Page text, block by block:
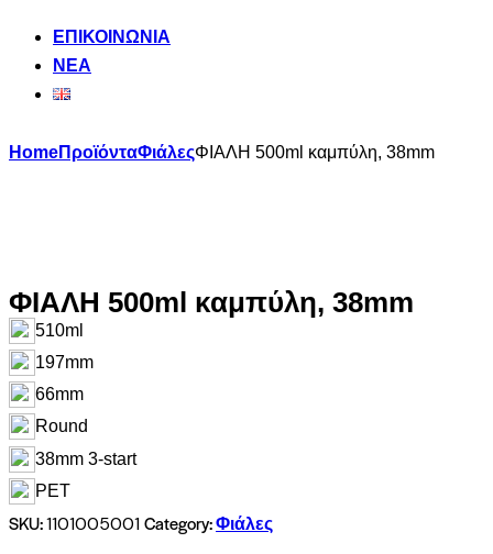
ΕΠΙΚΟΙΝΩΝΙΑ
ΝΕΑ
Skip
HomeΠροϊόνταΦιάλεςΦΙΑΛΗ 500ml καμπύλη, 38mm
ΦΙΑΛΗ 500ml καμπύλη, 38mm
510ml
197mm
66mm
Round
38mm 3-start
PET
SKU:1101005001Category:Φιάλες